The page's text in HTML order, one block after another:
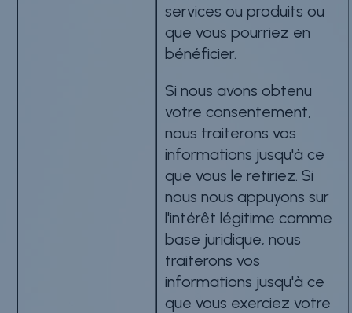
services ou produits ou
que vous pourriez en
bénéficier.
Si nous avons obtenu
votre consentement,
nous traiterons vos
informations jusqu'à ce
que vous le retiriez. Si
nous nous appuyons sur
l'intérêt légitime comme
base juridique, nous
traiterons vos
informations jusqu'à ce
que vous exerciez votre